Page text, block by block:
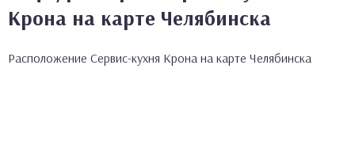
Крона на карте Челябинска
Расположение Сервис-кухня Крона на карте Челябинска